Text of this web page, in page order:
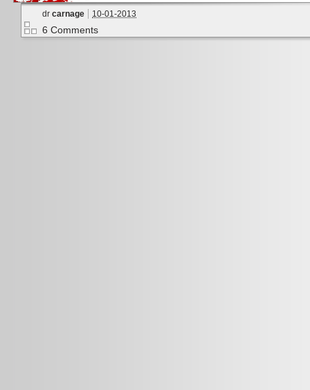
dr carnage 10-01-2013
6 Comments